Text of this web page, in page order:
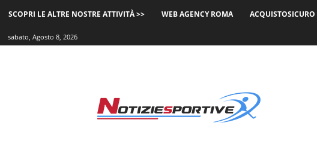
SCOPRI LE ALTRE NOSTRE ATTIVITÀ >> WEB AGENCY ROMA ACQUISTOSICURO
sabato, Agosto 8, 2026